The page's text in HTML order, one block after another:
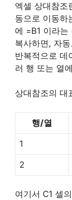
엑셀 상대참조
동으로 이동하
에 =B1 이라는
복사하면, 자
반복적으로 데
러 행 또는 열
상대참조의 대
행/열
1
2
여기서 C1 셀